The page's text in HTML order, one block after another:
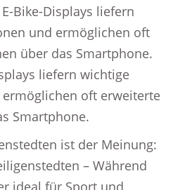
Bike-Displays liefern
und ermöglichen oft
über das Smartphone.
liefern wichtige
oft erweiterte
Smartphone.
ist der Meinung:
– Während